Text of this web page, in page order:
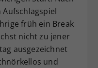
früh ein Break
nicht zu jener
ausgezeichnet
und